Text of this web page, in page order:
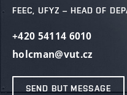
FEEC, UFYZ – HEAD OF
+420 54114 6010
holcman@vut.cz
SEND BUT MESSAGE